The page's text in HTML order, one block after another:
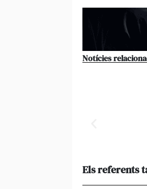
Notícies
Els referents